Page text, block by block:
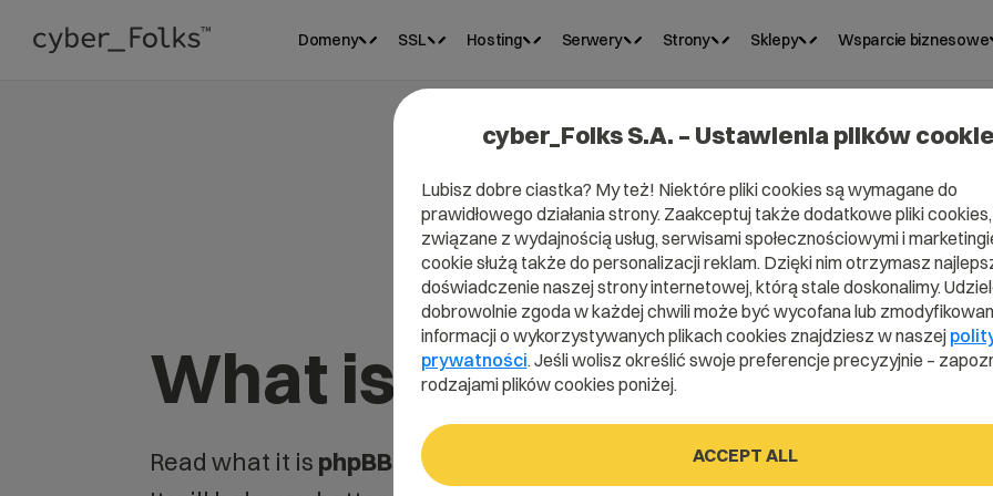
Domeny SSL Hosting Serwery Strony Sklepy Wsparcie biznesowe
What is phpBB?
Read what it is phpBB in our dictionary.
cyber_Folks S.A. – Ustawienia plików
Lubisz dobre ciastka? My też! Niektóre pliki cookies są wymagane do
prawidłowego działania strony. Zaakceptuj także dodatkowe pliki cookies,
związane z wydajnością usług, serwisami społecznościowymi i
cookie służą także do personalizacji reklam. Dzięki nim otrzymasz
doświadczenie naszej strony internetowej, którą stale doskonalimy.
dobrowolnie zgoda w każdej chwili może być wycofana lub
informacji o wykorzystywanych plikach cookies znajdziesz w naszej
prywatności. Jeśli wolisz określić swoje preferencje precyzyjnie –
rodzajami plików cookies poniżej.
ACCEPT ALL